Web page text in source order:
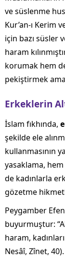
ve süslenme
Kur’an-ı Kerim
için bazı süsler
haram
korumak hem
pekiştirmek
Erkeklerin
İslam fıkhında,
şekilde ele
kullanmasının
yasaklama,
de kadınlarla
gözetme
Peygamber
buyurmuştur:
haram,
Nesâî, Zînet,